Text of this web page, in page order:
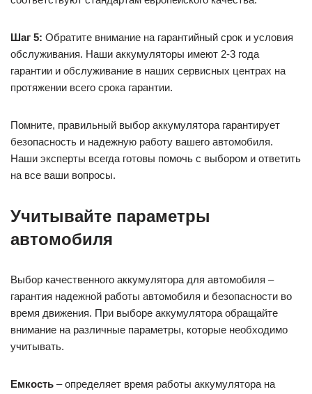
Шаг 5: Обратите внимание на гарантийный срок и условия
обслуживания. Наши аккумуляторы имеют 2-3 года
гарантии и обслуживание в наших сервисных центрах на
протяжении всего срока гарантии.
Помните, правильный выбор аккумулятора гарантирует
безопасность и надежную работу вашего автомобиля.
Наши эксперты всегда готовы помочь с выбором и ответить
на все ваши вопросы.
Учитывайте параметры
автомобиля
Выбор качественного аккумулятора для автомобиля –
гарантия надежной работы автомобиля и безопасности во
время движения. При выборе аккумулятора обращайте
внимание на различные параметры, которые необходимо
учитывать.
Емкость – определяет время работы аккумулятора на